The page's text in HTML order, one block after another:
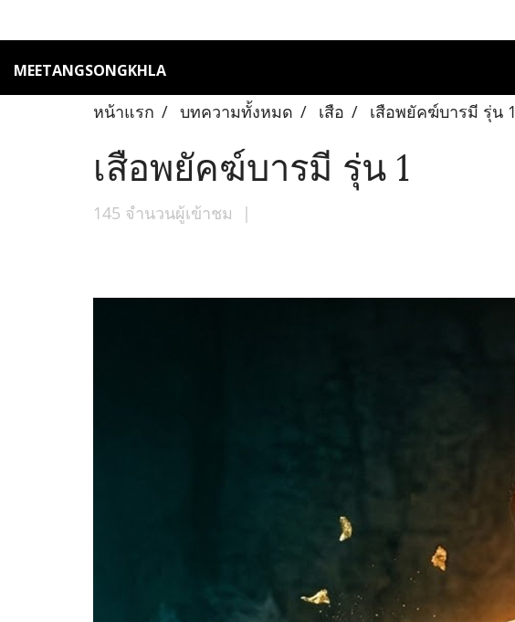
MEETANGSONGKHLA
หน้าแรก บทความทั้งหมด เสือ เสือพยัคฆ์บารมี รุ่น 1
เสือพยัคฆ์บารมี รุ่น 1
145 จำนวนผู้เข้าชม |